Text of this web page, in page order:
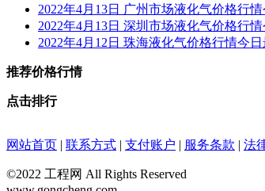
2022年4月13日 广州市场液化气价格行
2022年4月13日 深圳市场液化气价格行
2022年4月12日 珠海液化气价格行情今
推荐价格行情
点击排行
网站首页 | 联系方式 | 支付账户 | 服务条款 | 法
©2022 工程网 All Rights Reserved